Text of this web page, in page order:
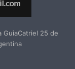
GuiaCatriel 25 de